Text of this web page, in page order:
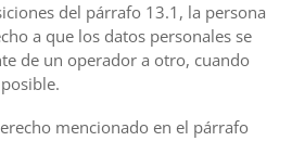
del párrafo 13.1, la persona
a que los datos personales se
de un operador a otro, cuando
mencionado en el párrafo